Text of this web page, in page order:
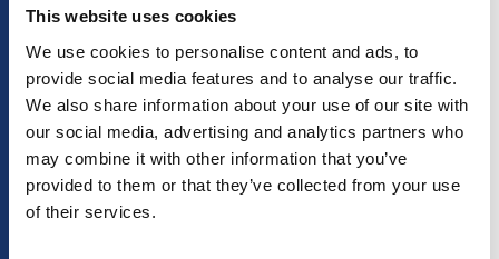
This website uses cookies
We use cookies to personalise content and ads, to
provide social media features and to analyse our traffic.
We also share information about your use of our site with
our social media, advertising and analytics partners who
may combine it with other information that you’ve
provided to them or that they’ve collected from your use
of their services.
Unterlagen
Maschinen
Aufrufen und Starten von CNC-Programmen
Kontrollieren und Beurteilen von
Produktionsergebnissen
Überwachen von Fertigungsprozessen und der
Produktqualität
Dokumentieren von Prüfergebnissen
Erkennen und Beseitigen von